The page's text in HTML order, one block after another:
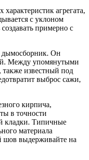
агрегата,
с уклоном
примерно с
дымосборник. Он
Между упомянутыми
также известный под
выброс сажи,
кирпича,
в точности
кладки. Типичные
материала
шов выдерживайте на